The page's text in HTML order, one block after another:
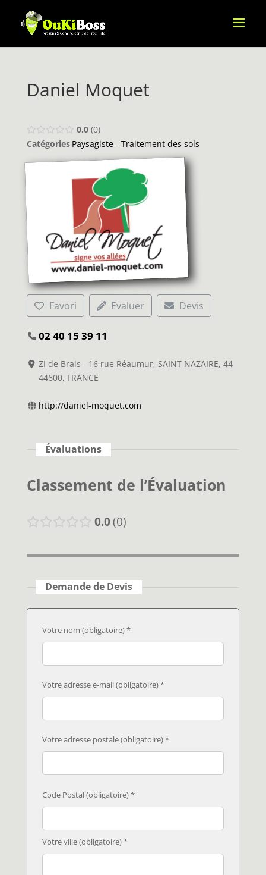
Daniel Moquet
0.0 0
Catégories Paysagiste- Traitement des sols
Favori Evaluer Devis
02 40 15 39 11
ZI de Brais - 16 rue Réaumur, SAINT NAZAIRE, 44
44600, FRANCE
http://daniel-moquet.com
Évaluations
Classement de l’Évaluation
0.0 0
Demande de Devis
Votre nom (obligatoire) *
Votre adresse e-mail (obligatoire) *
Votre adresse postale (obligatoire) *
Code Postal (obligatoire) *
Votre ville (obligatoire) *